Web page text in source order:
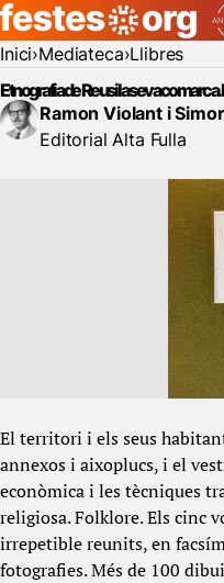
Inici Mediateca Llibres
Etnografia de Reus i la seva comarca.
Ramon Violant i
Editorial Alta Fulla
El territori i els seus
annexos i aixoplucs, i el
econòmica i les tècniques
religiosa. Folklore. Els cinc
irrepetible reunits, en
fotografies. Més de 100